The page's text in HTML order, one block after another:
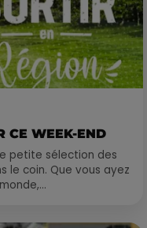
CE WEEK-END
petite sélection des
le coin. Que vous ayez